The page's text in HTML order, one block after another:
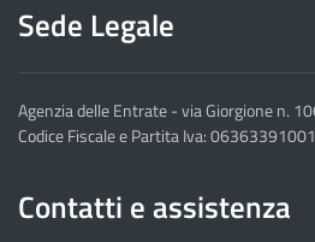
Sede Legale
Agenzia delle Entrate - via Giorgione n.
Codice Fiscale e Partita Iva: 06363391001
Contatti e assistenza